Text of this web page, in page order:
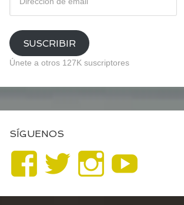
email
SUSCRIBIR
Únete a otros 127K suscriptores
SÍGUENOS
Ver
perfil
Ver
perfil
Ver
perfil